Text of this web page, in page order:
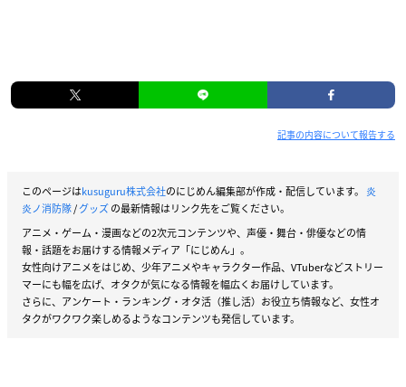
記事の内容について報告する
このページはkusuguru株式会社のにじめん編集部が作成・配信しています。 炎
炎ノ消防隊/グッズの最新情報はリンク先をご覧ください。
アニメ・ゲーム・漫画などの2次元コンテンツや、声優・舞台・俳優などの情
報・話題をお届けする情報メディア「にじめん」。
女性向けアニメをはじめ、少年アニメやキャラクター作品、VTuberなどストリー
マーにも幅を広げ、オタクが気になる情報を幅広くお届けしています。
さらに、アンケート・ランキング・オタ活（推し活）お役立ち情報など、女性オ
タクがワクワク楽しめるようなコンテンツも発信しています。